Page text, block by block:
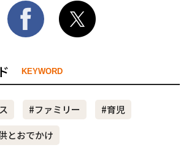
KEYWORD
#ファミリー
#育児
とおでかけ